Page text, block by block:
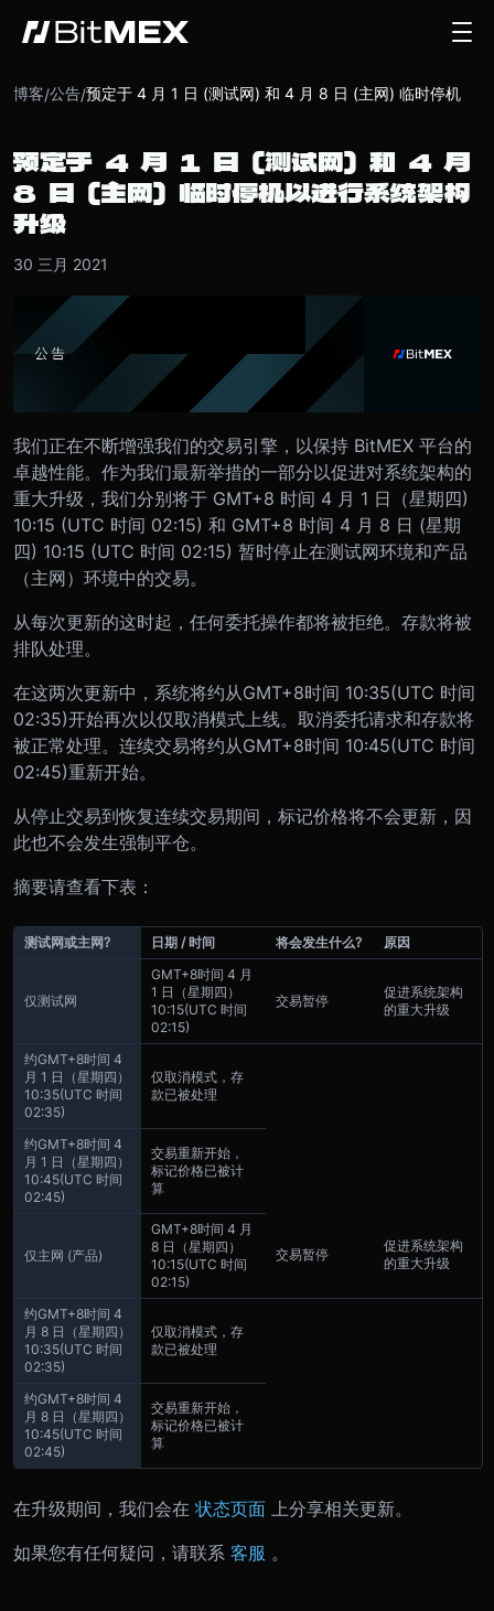
博客/公告/
预定于 4 月 1 日 (测试网) 和 4 月
8 日 (主网) 临时停机以进行系统架构
升级
30 三月 2021
我们正在不断增强我们的交易引擎，以保持 BitMEX 平台的
卓越性能。作为我们最新举措的一部分以促进对系统架构的
重大升级，我们分别将于 GMT+8 时间 4 月 1 日（星期四)
10:15 (UTC 时间 02:15) 和 GMT+8 时间 4 月 8 日 (星期
四) 10:15 (UTC 时间 02:15) 暂时停止在测试网环境和产品
（主网）环境中的交易。
从每次更新的这时起，任何委托操作都将被拒绝。存款将被
排队处理。
在这两次更新中，系统将约从GMT+8时间 10:35(UTC 时间
02:35)开始再次以仅取消模式上线。取消委托请求和存款将
被正常处理。连续交易将约从GMT+8时间 10:45(UTC 时间
02:45)重新开始。
从停止交易到恢复连续交易期间，标记价格将不会更新，因
此也不会发生强制平仓。
摘要请查看下表：
测试网或主网? 日期 / 时间 将会发生什么? 原因
仅测试网
GMT+8时间 4 月
1 日（星期四）
10:15(UTC 时间
02:15)
交易暂停
促进系统架构
的重大升级
约GMT+8时间 4
月 1 日（星期四）
10:35(UTC 时间
02:35)
仅取消模式，存
款已被处理
约GMT+8时间 4
月 1 日（星期四）
10:45(UTC 时间
02:45)
交易重新开始，
标记价格已被计
算
仅主网 (产品)
GMT+8时间 4 月
8 日（星期四）
10:15(UTC 时间
02:15)
交易暂停
促进系统架构
的重大升级
约GMT+8时间 4
月 8 日（星期四）
10:35(UTC 时间
02:35)
仅取消模式，存
款已被处理
约GMT+8时间 4
月 8 日（星期四）
10:45(UTC 时间
02:45)
交易重新开始，
标记价格已被计
算
在升级期间，我们会在 状态页面 上分享相关更新。
如果您有任何疑问，请联系 客服 。